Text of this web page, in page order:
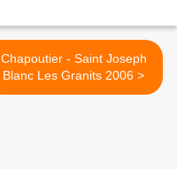
Chapoutier - Saint Joseph
Blanc Les Granits 2006 >